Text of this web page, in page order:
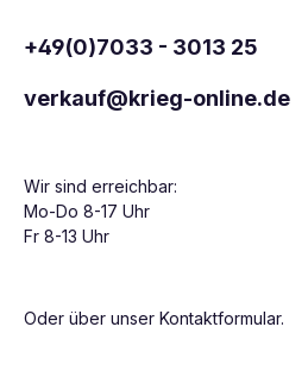
+49(0)7033 - 3013 25
verkauf@krieg-online.de
Wir sind erreichbar:
Mo-Do 8-17 Uhr
Fr 8-13 Uhr
Oder über unser Kontaktformular.